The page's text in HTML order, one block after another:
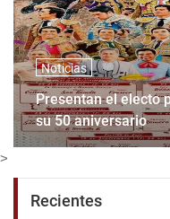
Noticias
Presentan el electo
su 50 aniversario
>
Recientes